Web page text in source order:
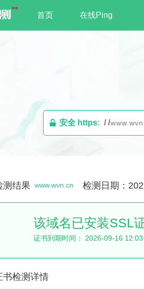
首页 在线Ping
安全 https: / /
测结果 www.wvn.cn 检测日期：
该域名已安装SSL
证书到期时间： 2026-09-16 12:03
书检测详情